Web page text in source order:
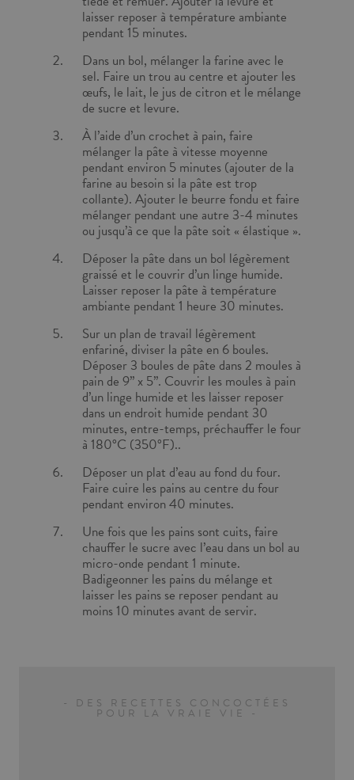
laisser reposer à température ambiante
pendant 15 minutes.
Dans un bol, mélanger la farine avec le
sel. Faire un trou au centre et ajouter les
œufs, le lait, le jus de citron et le mélange
de sucre et levure.
À l’aide d’un crochet à pain, faire
mélanger la pâte à vitesse moyenne
pendant environ 5 minutes (ajouter de la
farine au besoin si la pâte est trop
collante). Ajouter le beurre fondu et faire
mélanger pendant une autre 3-4 minutes
ou jusqu’à ce que la pâte soit « élastique ».
Déposer la pâte dans un bol légèrement
graissé et le couvrir d’un linge humide.
Laisser reposer la pâte à température
ambiante pendant 1 heure 30 minutes.
Sur un plan de travail légèrement
enfariné, diviser la pâte en 6 boules.
Déposer 3 boules de pâte dans 2 moules à
pain de 9’’ x 5’’. Couvrir les moules à pain
d’un linge humide et les laisser reposer
dans un endroit humide pendant 30
minutes, entre-temps, préchauffer le four
à 180°C (350°F)..
Déposer un plat d’eau au fond du four.
Faire cuire les pains au centre du four
pendant environ 40 minutes.
Une fois que les pains sont cuits, faire
chauffer le sucre avec l’eau dans un bol au
micro-onde pendant 1 minute.
Badigeonner les pains du mélange et
laisser les pains se reposer pendant au
moins 10 minutes avant de servir.
- DES RECETTES CONCOCTÉES
POUR LA VRAIE VIE -